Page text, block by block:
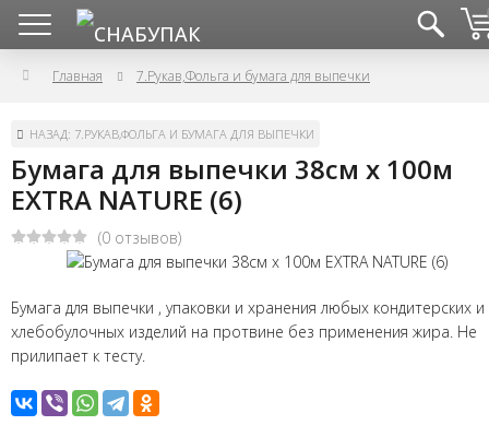
Главная 7.Рукав,Фольга и бумага для выпечки
НАЗАД: 7.РУКАВ,ФОЛЬГА И БУМАГА ДЛЯ ВЫПЕЧКИ
Бумага для выпечки 38см х 100м
EXTRA NATURE (6)
(0 отзывов)
Бумага для выпечки , упаковки и хранения любых кондитерских и
хлебобулочных изделий на протвине без применения жира. Не
прилипает к тесту.